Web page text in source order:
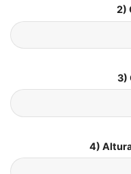
2)
3)
4)